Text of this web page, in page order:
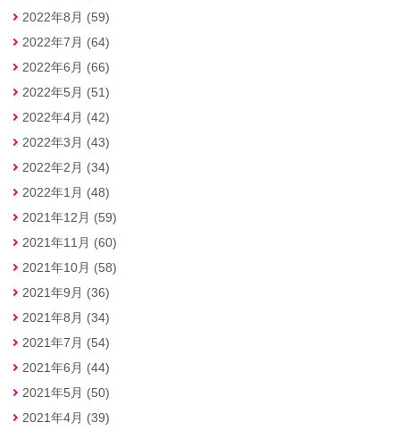
2022年8月 (59)
2022年7月 (64)
2022年6月 (66)
2022年5月 (51)
2022年4月 (42)
2022年3月 (43)
2022年2月 (34)
2022年1月 (48)
2021年12月 (59)
2021年11月 (60)
2021年10月 (58)
2021年9月 (36)
2021年8月 (34)
2021年7月 (54)
2021年6月 (44)
2021年5月 (50)
2021年4月 (39)